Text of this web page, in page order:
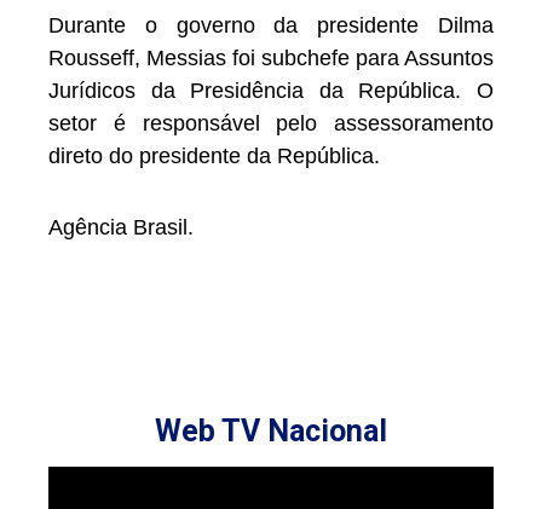
Durante o governo da presidente Dilma
Rousseff, Messias foi subchefe para Assuntos
Jurídicos da Presidência da República. O
setor é responsável pelo assessoramento
direto do presidente da República.
Agência Brasil.
Web TV Nacional